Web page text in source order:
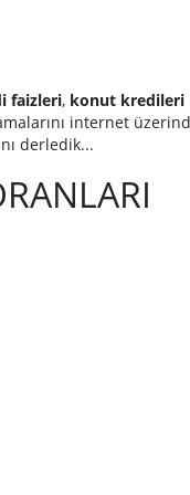
faizleri, konut kredileri
internet
derledik...